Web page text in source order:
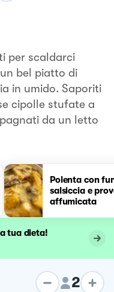
per scaldarci
bel piatto di
in umido. Saporiti
cipolle stufate a
da un letto
Polenta con
salsiccia e
affumicata
tua dieta!
2